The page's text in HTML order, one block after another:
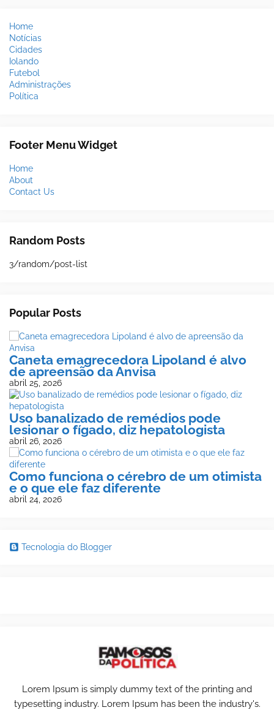
Home
Notícias
Cidades
Iolando
Futebol
Administrações
Política
Footer Menu Widget
Home
About
Contact Us
Random Posts
3/random/post-list
Popular Posts
Caneta emagrecedora Lipoland é alvo
de apreensão da Anvisa
abril 25, 2026
Uso banalizado de remédios pode
lesionar o fígado, diz hepatologista
abril 26, 2026
Como funciona o cérebro de um otimista
e o que ele faz diferente
abril 24, 2026
Tecnologia do Blogger
Lorem Ipsum is simply dummy text of the printing and
typesetting industry. Lorem Ipsum has been the industry's.